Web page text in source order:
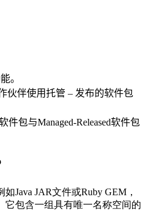
。
伙伴使用托管 – 发布的软件包
件包与Managed-Released软件包
Java JAR文件或Ruby GEM，
它包含一组具有唯一名称空间的